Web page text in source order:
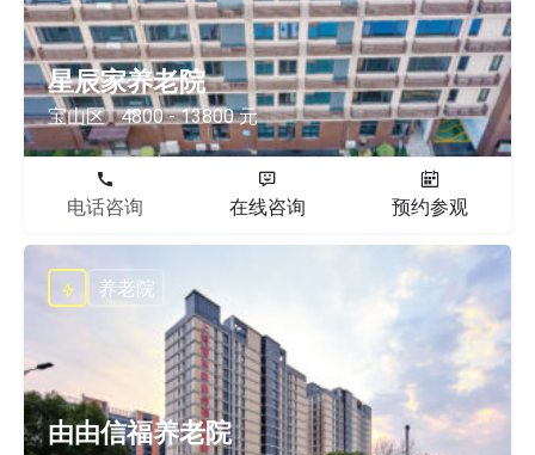
星辰家养老院
宝山区 4800 - 13800 元
电话咨询 在线咨询 预约参观
由由信福养老院
养老院